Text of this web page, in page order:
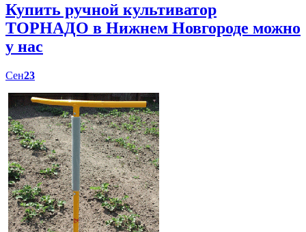
Купить ручной культиватор
ТОРНАДО в Нижнем Новгороде можно
у нас
Сен23